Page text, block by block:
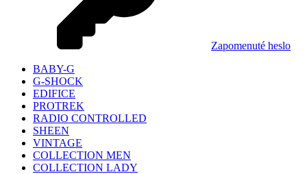
Zapomenuté heslo
BABY-G
G-SHOCK
EDIFICE
PROTREK
RADIO CONTROLLED
SHEEN
VINTAGE
COLLECTION MEN
COLLECTION LADY